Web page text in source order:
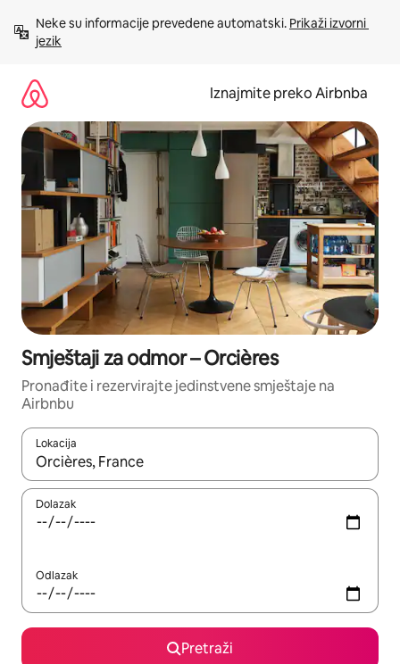
sadržaj
Neke su informacije prevedene automatski. Prikaži izvorni
jezik
Iznajmite preko Airbnba
Smještaji za odmor – Orcières
Pronađite i rezervirajte jedinstvene smještaje na
Airbnbu
Lokacija
Kada budu dostupni rezultati, moći ćete ih pregledati
Dolazak
Odlazak
Pretraži